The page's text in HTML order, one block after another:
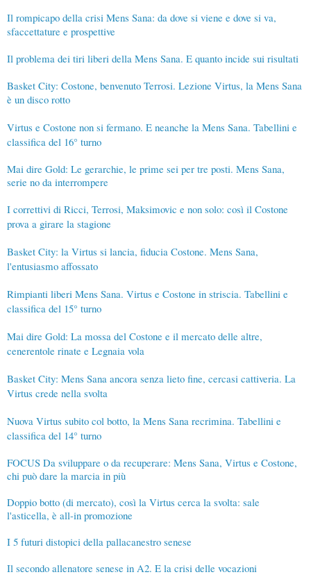
Il rompicapo della crisi Mens Sana: da dove si viene e dove si va,
sfaccettature e prospettive
Il problema dei tiri liberi della Mens Sana. E quanto incide sui risultati
Basket City: Costone, benvenuto Terrosi. Lezione Virtus, la Mens Sana
è un disco rotto
Virtus e Costone non si fermano. E neanche la Mens Sana. Tabellini e
classifica del 16° turno
Mai dire Gold: Le gerarchie, le prime sei per tre posti. Mens Sana,
serie no da interrompere
I correttivi di Ricci, Terrosi, Maksimovic e non solo: così il Costone
prova a girare la stagione
Basket City: la Virtus si lancia, fiducia Costone. Mens Sana,
l'entusiasmo affossato
Rimpianti liberi Mens Sana. Virtus e Costone in striscia. Tabellini e
classifica del 15° turno
Mai dire Gold: La mossa del Costone e il mercato delle altre,
cenerentole rinate e Legnaia vola
Basket City: Mens Sana ancora senza lieto fine, cercasi cattiveria. La
Virtus crede nella svolta
Nuova Virtus subito col botto, la Mens Sana recrimina. Tabellini e
classifica del 14° turno
FOCUS Da sviluppare o da recuperare: Mens Sana, Virtus e Costone,
chi può dare la marcia in più
Doppio botto (di mercato), così la Virtus cerca la svolta: sale
l'asticella, è all-in promozione
I 5 futuri distopici della pallacanestro senese
Il secondo allenatore senese in A2. E la crisi delle vocazioni